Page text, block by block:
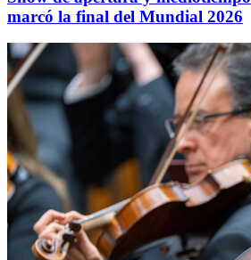
marcó la final del Mundial 2026